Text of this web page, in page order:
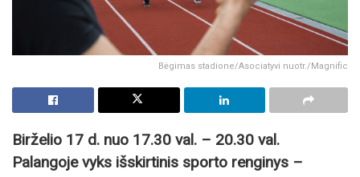
Bėgimas stadione/Asociatyvi nuotr./Magnific
Birželio 17 d. nuo 17.30 val. – 20.30 val.
Palangoje vyks išskirtinis sporto renginys –